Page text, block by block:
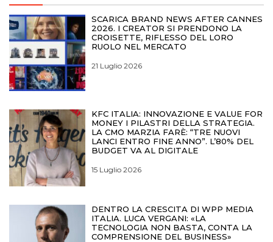
SCARICA BRAND NEWS AFTER CANNES
2026. I CREATOR SI PRENDONO LA
CROISETTE, RIFLESSO DEL LORO
RUOLO NEL MERCATO
21 Luglio 2026
KFC ITALIA: INNOVAZIONE E VALUE FOR
MONEY I PILASTRI DELLA STRATEGIA.
LA CMO MARZIA FARÈ: “TRE NUOVI
LANCI ENTRO FINE ANNO”. L’80% DEL
BUDGET VA AL DIGITALE
15 Luglio 2026
DENTRO LA CRESCITA DI WPP MEDIA
ITALIA. LUCA VERGANI: «LA
TECNOLOGIA NON BASTA, CONTA LA
COMPRENSIONE DEL BUSINESS»